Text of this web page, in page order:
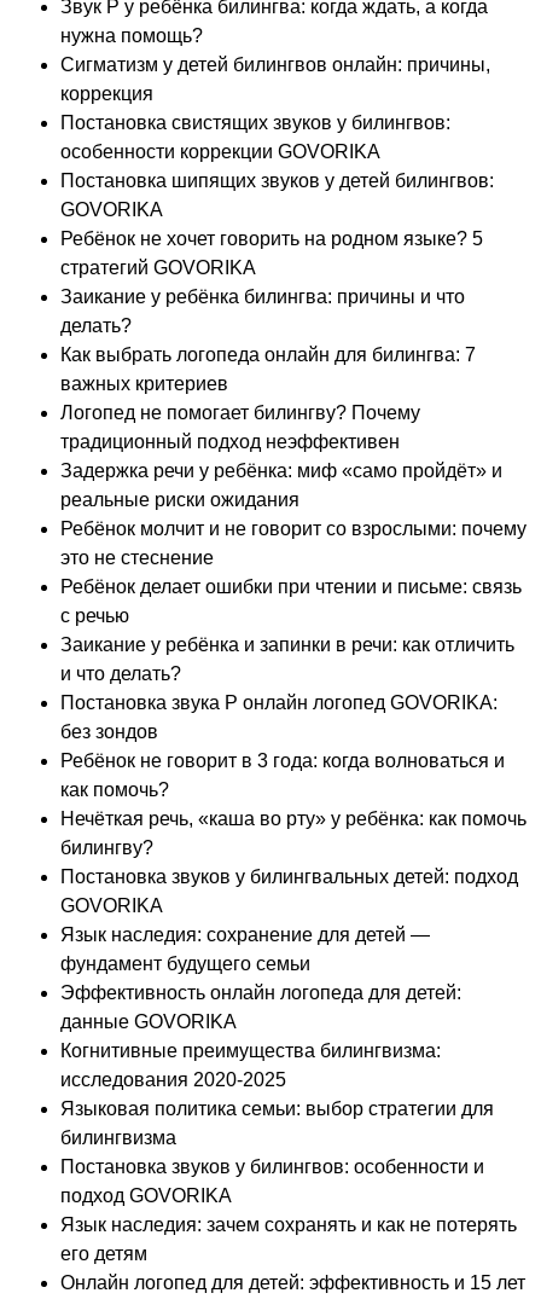
Звук Р у ребёнка билингва: когда ждать, а когда
нужна помощь?
Сигматизм у детей билингвов онлайн: причины,
коррекция
Постановка свистящих звуков у билингвов:
особенности коррекции GOVORIKA
Постановка шипящих звуков у детей билингвов:
GOVORIKA
Ребёнок не хочет говорить на родном языке? 5
стратегий GOVORIKA
Заикание у ребёнка билингва: причины и что
делать?
Как выбрать логопеда онлайн для билингва: 7
важных критериев
Логопед не помогает билингву? Почему
традиционный подход неэффективен
Задержка речи у ребёнка: миф «само пройдёт» и
реальные риски ожидания
Ребёнок молчит и не говорит со взрослыми: почему
это не стеснение
Ребёнок делает ошибки при чтении и письме: связь
с речью
Заикание у ребёнка и запинки в речи: как отличить
и что делать?
Постановка звука Р онлайн логопед GOVORIKA:
без зондов
Ребёнок не говорит в 3 года: когда волноваться и
как помочь?
Нечёткая речь, «каша во рту» у ребёнка: как помочь
билингву?
Постановка звуков у билингвальных детей: подход
GOVORIKA
Язык наследия: сохранение для детей —
фундамент будущего семьи
Эффективность онлайн логопеда для детей:
данные GOVORIKA
Когнитивные преимущества билингвизма:
исследования 2020-2025
Языковая политика семьи: выбор стратегии для
билингвизма
Постановка звуков у билингвов: особенности и
подход GOVORIKA
Язык наследия: зачем сохранять и как не потерять
его детям
Онлайн логопед для детей: эффективность и 15 лет